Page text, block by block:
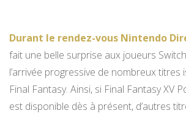
Durant le rendez-vous Nintendo
fait une belle surprise aux joueurs
l’arrivée progressive de nombreux titres
Final Fantasy. Ainsi, si Final Fantasy XV
est disponible dès à présent, d’autres